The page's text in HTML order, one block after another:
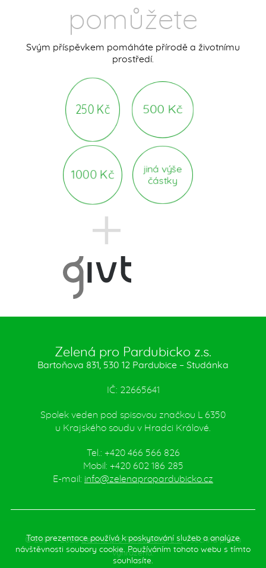
pomůžete
Svým příspěvkem pomáháte přírodě a životnímu
prostředí.
250 Kč 500 Kč
1000 Kč
jiná výše
částky
Zelená pro Pardubicko z.s.
Bartoňova 831, 530 12 Pardubice – Studánka
IČ: 22665641
Spolek veden pod spisovou značkou L 6350
u Krajského soudu v Hradci Králové.
Tel.: +420 466 566 826
Mobil: +420 602 186 285
E-mail: info@zelenapropardubicko.cz
© 2014 – 2026Zelená pro Pardubicko, z.s.Všechna práva
vyhrazena.
Tato prezentace používá k poskytování služeb a analýze
návštěvnosti soubory cookie. Používáním tohoto webu s tímto
souhlasíte.